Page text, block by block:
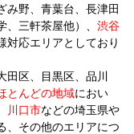
み野、青葉台、長津田
、三軒茶屋他）、 渋谷
対応エリアとしており
田区、目黒区、品川
とんどの地域におい
川口市などの埼玉県や
、その他のエリアにつ